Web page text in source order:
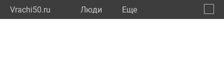
Vrachi50.ru Люди Eще